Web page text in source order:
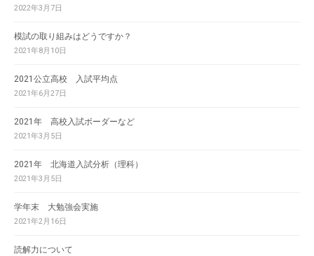
2022年3月7日
模試の取り組みはどうですか？
2021年8月10日
2021公立高校 入試平均点
2021年6月27日
2021年 高校入試ボーダーなど
2021年3月5日
2021年 北海道入試分析（理科）
2021年3月5日
学年末 大勉強会実施
2021年2月16日
読解力について